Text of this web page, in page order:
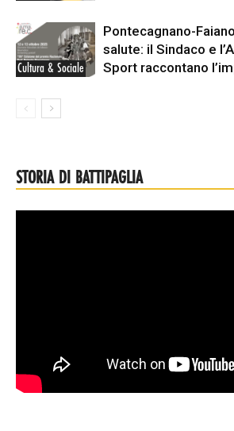
Cultura & Sociale
Pontecagnano-
salute: il Sindaco e
Sport raccontano
STORIA DI BATTIPAGLIA